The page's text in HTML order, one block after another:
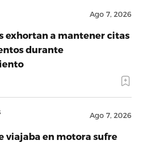
Ago 7, 2026
exhortan a mantener citas
durante
Ago 7, 2026
viajaba en motora sufre